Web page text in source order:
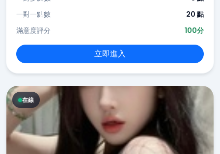
一對一點數
20 點
滿意度評分
100分
立即進入
在線